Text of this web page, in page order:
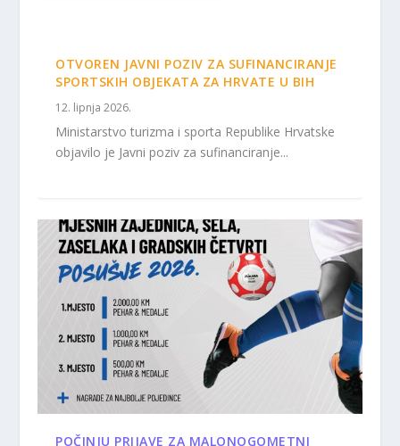
OTVOREN JAVNI POZIV ZA SUFINANCIRANJE
SPORTSKIH OBJEKATA ZA HRVATE U BIH
12. lipnja 2026.
Ministarstvo turizma i sporta Republike Hrvatske
objavilo je Javni poziv za sufinanciranje...
POČINJU PRIJAVE ZA MALONOGOMETNI